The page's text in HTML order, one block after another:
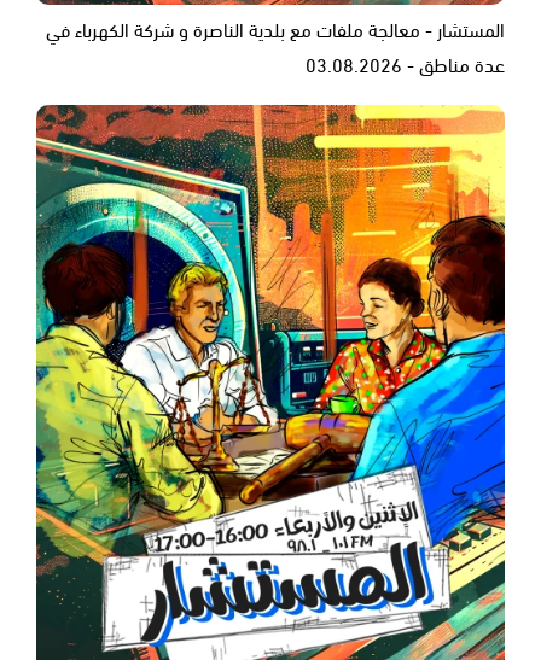
المستشار - معالجة ملفات مع بلدية الناصرة و شركة الكهرباء في
عدة مناطق - 03.08.2026